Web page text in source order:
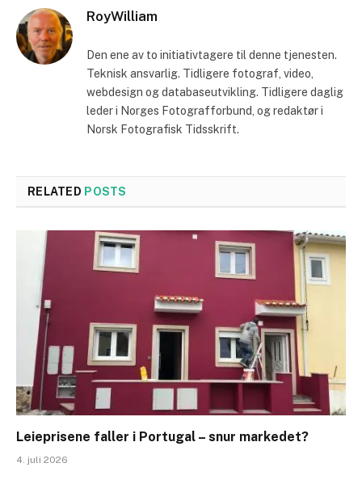
RoyWilliam
Den ene av to initiativtagere til denne tjenesten.
Teknisk ansvarlig. Tidligere fotograf, video,
webdesign og databaseutvikling. Tidligere daglig
leder i Norges Fotografforbund, og redaktør i
Norsk Fotografisk Tidsskrift.
RELATED POSTS
Leieprisene faller i Portugal – snur markedet?
4. juli 2026